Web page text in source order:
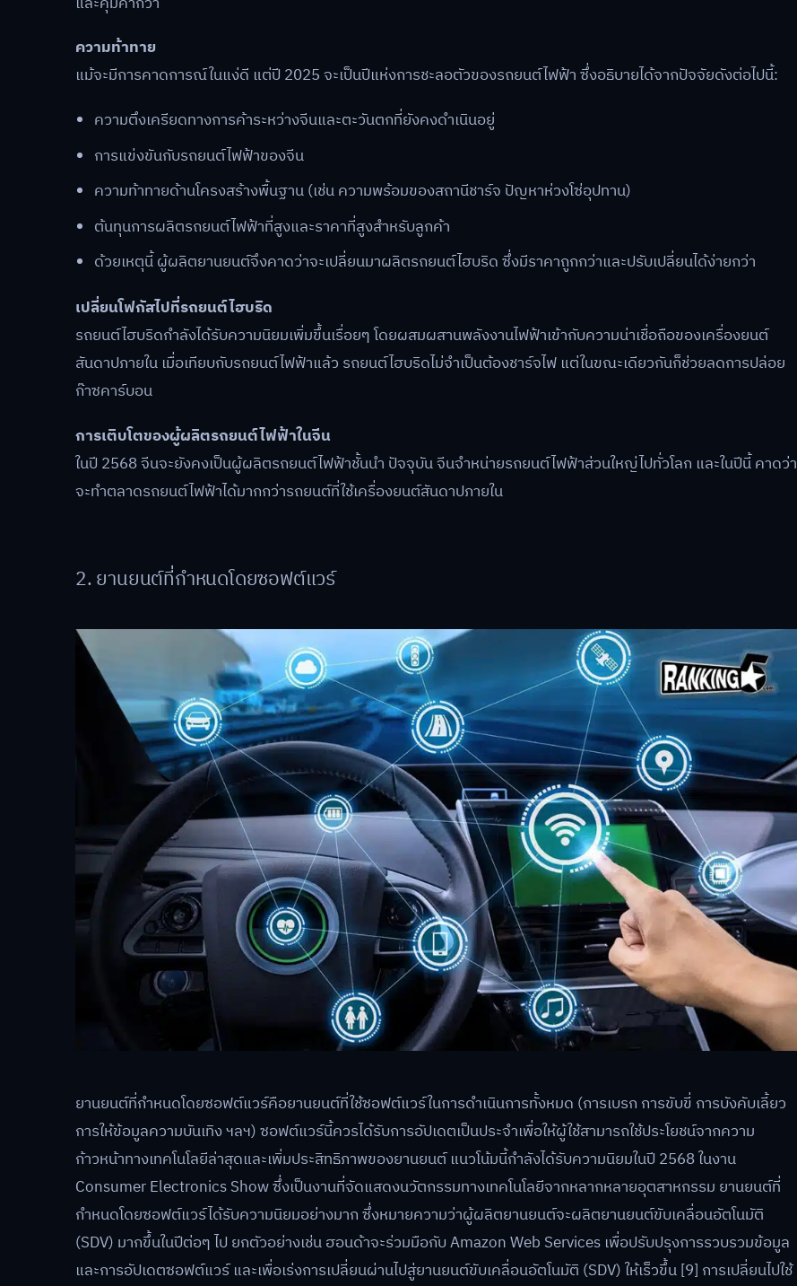
ความท้าทาย
แม้จะมีการคาดการณ์ในแง่ดี แต่ปี 2025 จะเป็นปีแห่งการชะลอตัวของรถยนต์ไฟฟ้า ซึ่งอธิบายได้จากปัจจัยดังต่อไปนี้:
ความตึงเครียดทางการค้าระหว่างจีนและตะวันตกที่ยังคงดำเนินอยู่
การแข่งขันกับรถยนต์ไฟฟ้าของจีน
ความท้าทายด้านโครงสร้างพื้นฐาน (เช่น ความพร้อมของสถานีชาร์จ ปัญหาห่วงโซ่อุปทาน)
ต้นทุนการผลิตรถยนต์ไฟฟ้าที่สูงและราคาที่สูงสำหรับลูกค้า
ด้วยเหตุนี้ ผู้ผลิตยานยนต์จึงคาดว่าจะเปลี่ยนมาผลิตรถยนต์ไฮบริด ซึ่งมีราคาถูกกว่าและปรับเปลี่ยนได้ง่ายกว่า
เปลี่ยนโฟกัสไปที่รถยนต์ไฮบริด
รถยนต์ไฮบริดกำลังได้รับความนิยมเพิ่มขึ้นเรื่อยๆ โดยผสมผสานพลังงานไฟฟ้าเข้ากับความน่าเชื่อถือของเครื่องยนต์
สันดาปภายใน เมื่อเทียบกับรถยนต์ไฟฟ้าแล้ว รถยนต์ไฮบริดไม่จำเป็นต้องชาร์จไฟ แต่ในขณะเดียวกันก็ช่วยลดการปล่อย
ก๊าซคาร์บอน
การเติบโตของผู้ผลิตรถยนต์ไฟฟ้าในจีน
ในปี 2568 จีนจะยังคงเป็นผู้ผลิตรถยนต์ไฟฟ้าชั้นนำ ปัจจุบัน จีนจำหน่ายรถยนต์ไฟฟ้าส่วนใหญ่ไปทั่วโลก และในปีนี้ คาดว่า
จะทำตลาดรถยนต์ไฟฟ้าได้มากกว่ารถยนต์ที่ใช้เครื่องยนต์สันดาปภายใน
2. ยานยนต์ที่กำหนดโดยซอฟต์แวร์
ยานยนต์ที่กำหนดโดยซอฟต์แวร์คือยานยนต์ที่ใช้ซอฟต์แวร์ในการดำเนินการทั้งหมด (การเบรก การขับขี่ การบังคับเลี้ยว
การให้ข้อมูลความบันเทิง ฯลฯ) ซอฟต์แวร์นี้ควรได้รับการอัปเดตเป็นประจำเพื่อให้ผู้ใช้สามารถใช้ประโยชน์จากความ
ก้าวหน้าทางเทคโนโลยีล่าสุดและเพิ่มประสิทธิภาพของยานยนต์ แนวโน้มนี้กำลังได้รับความนิยมในปี 2568 ในงาน
Consumer Electronics Show ซึ่งเป็นงานที่จัดแสดงนวัตกรรมทางเทคโนโลยีจากหลากหลายอุตสาหกรรม ยานยนต์ที่
กำหนดโดยซอฟต์แวร์ได้รับความนิยมอย่างมาก ซึ่งหมายความว่าผู้ผลิตยานยนต์จะผลิตยานยนต์ขับเคลื่อนอัตโนมัติ
(SDV) มากขึ้นในปีต่อๆ ไป ยกตัวอย่างเช่น ฮอนด้าจะร่วมมือกับ Amazon Web Services เพื่อปรับปรุงการรวบรวมข้อมูล
และการอัปเดตซอฟต์แวร์ และเพื่อเร่งการเปลี่ยนผ่านไปสู่ยานยนต์ขับเคลื่อนอัตโนมัติ (SDV) ให้เร็วขึ้น [9] การเปลี่ยนไปใช้